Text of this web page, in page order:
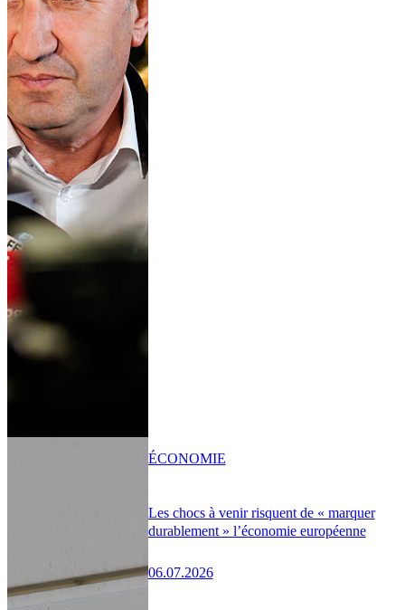
Les chocs à venir risquent de « marquer
durablement » l’économie européenne
06.07.2026
ÉCONOMIE